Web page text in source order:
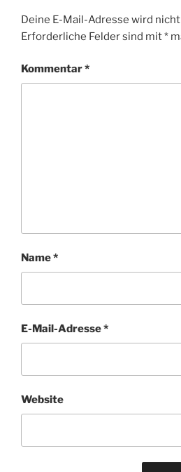
Deine E-Mail-Adresse wird
Erforderliche Felder sind mit*
Kommentar*
Name*
E-Mail-Adresse*
Website